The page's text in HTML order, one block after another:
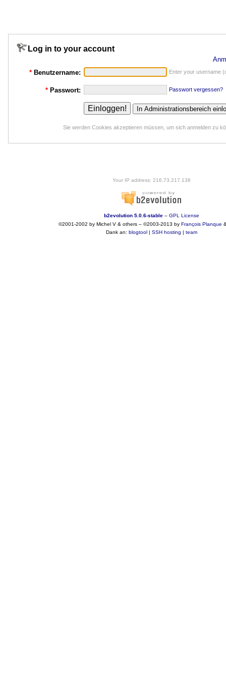
Log in to your account
* Benutzername: Enter your username
* Passwort: Passwort vergessen?
Sie werden Cookies akzeptieren müssen, um sich anmelden zu
Your IP address: 216.73.217.138
b2evolution 5.0.6-stable– GPL License
©2001-2002 by Michel V & others– ©2003-2013 by François Planque
Dank an: blogtool| SSH hosting | team